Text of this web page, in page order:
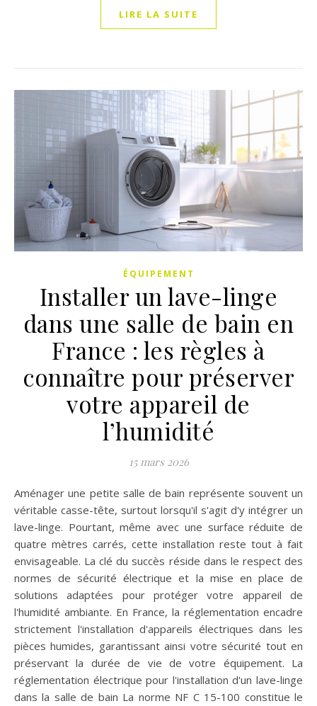
LIRE LA SUITE
ÉQUIPEMENT
Installer un lave-linge
dans une salle de bain en
France : les règles à
connaître pour préserver
votre appareil de
l’humidité
15 mars 2026
Aménager une petite salle de bain représente souvent un
véritable casse-tête, surtout lorsqu'il s'agit d'y intégrer un
lave-linge. Pourtant, même avec une surface réduite de
quatre mètres carrés, cette installation reste tout à fait
envisageable. La clé du succès réside dans le respect des
normes de sécurité électrique et la mise en place de
solutions adaptées pour protéger votre appareil de
l'humidité ambiante. En France, la réglementation encadre
strictement l'installation d'appareils électriques dans les
pièces humides, garantissant ainsi votre sécurité tout en
préservant la durée de vie de votre équipement. La
réglementation électrique pour l'installation d'un lave-linge
dans la salle de bain La norme NF C 15-100 constitue le